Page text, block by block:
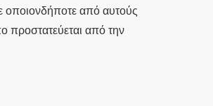
οποιονδήποτε από αυτούς
προστατεύεται από την